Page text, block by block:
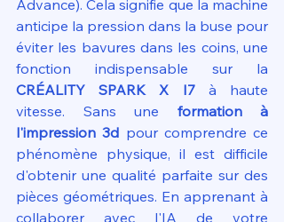
Advance). Cela signifie que la machine
anticipe la pression dans la buse pour
éviter les bavures dans les coins, une
CRÉALITY SPARK X I7 à haute
vitesse. Sans une formation à
l'impression 3d pour comprendre ce
phénomène physique, il est difficile
d'obtenir une qualité parfaite sur des
pièces géométriques. En apprenant à